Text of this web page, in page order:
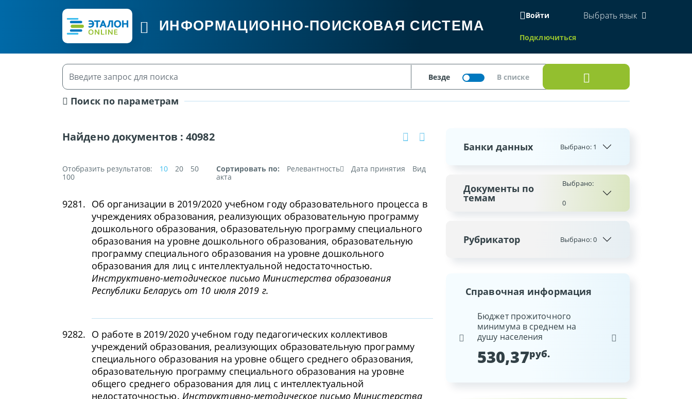
ИНФОРМАЦИОННО-ПОИСКОВАЯ СИСТЕМА
Войти
Подключиться
Выбрать язык
Поиск по параметрам
Найдено документов :40982
Отобразить результатов: 10 20
50
100
Сортировать по: Релевантность Дата принятия
Вид
акта
9281. Об организации в 2019/2020 учебном году образовательного процесса в
учреждениях образования, реализующих образовательную программу
дошкольного образования, образовательную программу специального
образования на уровне дошкольного образования, образовательную
программу специального образования на уровне дошкольного
образования для лиц с интеллектуальной недостаточностью.
Инструктивно-методическое письмо Министерства образования
Республики Беларусь от 10 июля 2019 г.
9282. О работе в 2019/2020 учебном году педагогических коллективов
учреждений образования, реализующих образовательную программу
специального образования на уровне общего среднего образования,
образовательную программу специального образования на уровне
общего среднего образования для лиц с интеллектуальной
недостаточностью. Инструктивно-методическое письмо Министерства
Банки данных Выбрано: 1
Документы по
темам
Выбрано:
0
Рубрикатор Выбрано:0
Справочная информация
Базовая арендная величина
20,03
Бюджет прожиточного
минимума в среднем на
душу населения
530,37руб.
Республики Беларусь